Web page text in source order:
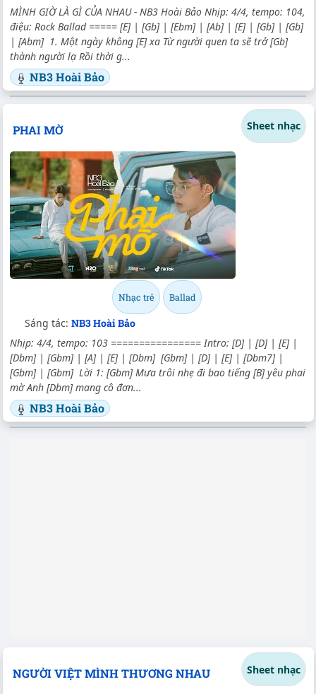
MÌNH GIỜ LÀ GÌ CỦA NHAU - NB3 Hoài Bảo Nhịp: 4/4, tempo: 104,
điệu: Rock Ballad ===== [E] | [Gb] | [Ebm] | [Ab] | [E] | [Gb] | [Gb]
| [Abm] 1. Một ngày không [E] xa Từ người quen ta sẽ trở [Gb]
thành người lạ Rồi thời g...
NB3 Hoài Bảo
PHAI MỜ Sheet nhạc
Nhạc trẻ Ballad
Sáng tác: NB3 Hoài Bảo
Nhịp: 4/4, tempo: 103 ================ Intro: [D] | [D] | [E] |
[Dbm] | [Gbm] | [A] | [E] | [Dbm] [Gbm] | [D] | [E] | [Dbm7] |
[Gbm] | [Gbm] Lời 1: [Gbm] Mưa trôi nhẹ đi bao tiếng [B] yêu phai
mờ Anh [Dbm] mang cô đơn...
NB3 Hoài Bảo
NGƯỜI VIỆT MÌNH THƯƠNG NHAU Sheet nhạc